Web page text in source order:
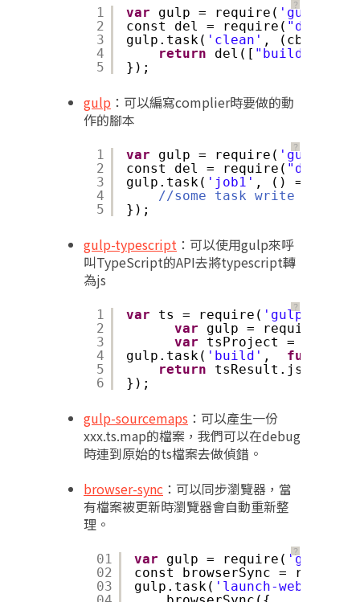
？
1
2
3
4
5
var gulp = require( 'gulp'
const del = require( "del"
gulp.task( 'clean' , (cb) => {
return
del([ "build"
});
gulp ：可以編寫complier時要做的動
作的腳本
？
1
2
3
4
5
var gulp = require( 'gulp'
const del = require( "del"
gulp.task( 'job1' , () => {
//some task write here
});
gulp-typescript ：可以使用gulp來呼
叫TypeScript的API去將typescript轉
為js
？
1
2
3
4
5
6
var ts = require( 'gulp-
var
gulp = require(
var
tsProject =
gulp.task( 'build' , function
return
});
gulp-sourcemaps ：可以產生一份
xxx.ts.map的檔案，我們可以在debug
時連到原始的ts檔案去做偵錯。
browser-sync ：可以同步瀏覽器，當
有檔案被更新時瀏覽器會自動重新整
理。
？
01
02
03
var gulp = require( 'gulp'
const browserSync = require(
gulp.task( 'launch-web'